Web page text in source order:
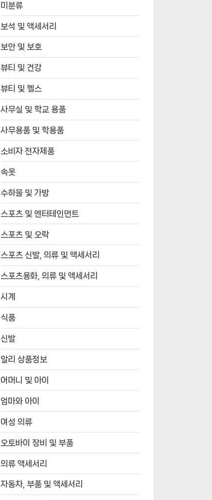
미분류
보석 및 액세서리
보안 및 보호
뷰티 및 건강
뷰티 및 헬스
사무실 및 학교 용품
사무용품 및 학용품
소비자 전자제품
속옷
수하물 및 가방
스포츠 및 엔터테인먼트
스포츠 및 오락
스포츠 신발, 의류 및 액세서리
스포츠용화, 의류 및 액세서리
시계
식품
신발
알리 상품정보
어머니 및 아이
엄마와 아이
여성 의류
오토바이 장비 및 부품
의류 액세서리
자동차, 부품 및 액세서리